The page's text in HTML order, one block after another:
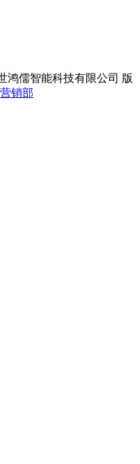
鸿儒智能科技有限公司 版
销部